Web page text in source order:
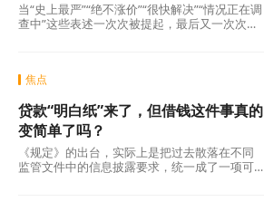
当“史上最严”“绝不涨价”“很快解决”“情况正在调
查中”这些表述一次次被提起，最后又一次次悄
焦点
贷款“明白纸”来了，但借钱这件事真的
变简单了吗？
《规定》的出台，实际上是把过去散落在不同
监管文件中的信息披露要求，统一成了一项可